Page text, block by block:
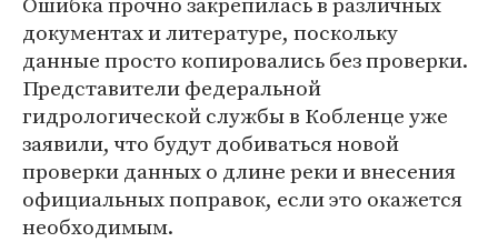
документах и литературе, поскольку
данные просто копировались без проверки.
Представители федеральной
гидрологической службы в Кобленце уже
заявили, что будут добиваться новой
проверки данных о длине реки и внесения
официальных поправок, если это окажется
необходимым.